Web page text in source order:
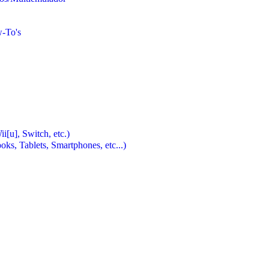
To's
Switch, etc.)
Tablets, Smartphones, etc...)